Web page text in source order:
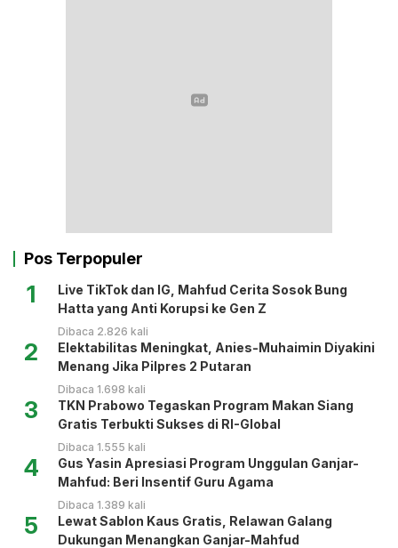
Pos Terpopuler
1
Live TikTok dan IG, Mahfud Cerita Sosok Bung
Hatta yang Anti Korupsi ke Gen Z
Dibaca 2.826 kali
2
Elektabilitas Meningkat, Anies-Muhaimin Diyakini
Menang Jika Pilpres 2 Putaran
Dibaca 1.698 kali
3
TKN Prabowo Tegaskan Program Makan Siang
Gratis Terbukti Sukses di RI-Global
Dibaca 1.555 kali
4
Gus Yasin Apresiasi Program Unggulan Ganjar-
Mahfud: Beri Insentif Guru Agama
Dibaca 1.389 kali
5
Lewat Sablon Kaus Gratis, Relawan Galang
Dukungan Menangkan Ganjar-Mahfud